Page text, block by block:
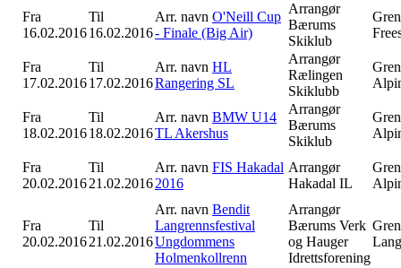
Fra
16.02.2016
Til
16.02.2016
Arr. navn O'Neill Cup
- Finale (Big Air)
Arrangør
Bærums
Skiklub
Gren
Fra
17.02.2016
Til
17.02.2016
Arr. navn HL
Rangering SL
Arrangør
Rælingen
Skiklubb
Gren
Fra
18.02.2016
Til
18.02.2016
Arr. navn BMW U14
TL Akershus
Arrangør
Bærums
Skiklub
Gren
Fra
20.02.2016
Til
21.02.2016
Arr. navn FIS Hakadal
2016
Arrangør
Hakadal IL
Gren
Fra
20.02.2016
Til
21.02.2016
Arr. navn Bendit
Langrennsfestival
Ungdommens
Holmenkollrenn
Arrangør
Bærums Verk
og Hauger
Idrettsforening
Gren